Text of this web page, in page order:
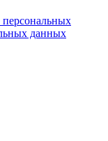
данных